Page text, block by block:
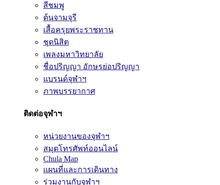
สีชมพู
ต้นจามจุรี
เสื้อครุยพระราชทาน
ชุดนิสิต
เพลงมหาวิทยาลัย
ชื่อปริญญา อักษรย่อปริญญา
แบรนด์จุฬาฯ
ภาพบรรยากาศ
ติดต่อจุฬาฯ
หน่วยงานของจุฬาฯ
สมุดโทรศัพท์ออนไลน์
Chula Map
แผนที่และการเดินทาง
ร่วมงานกับจุฬาฯ